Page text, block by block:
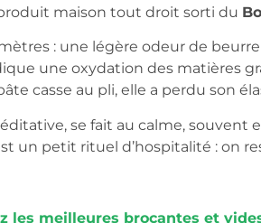
maison tout droit sorti du
: une légère odeur de beurre
une oxydation des matières
casse au pli, elle a perdu son
se fait au calme, souvent
un petit rituel d’hospitalité : on
les meilleures brocantes et